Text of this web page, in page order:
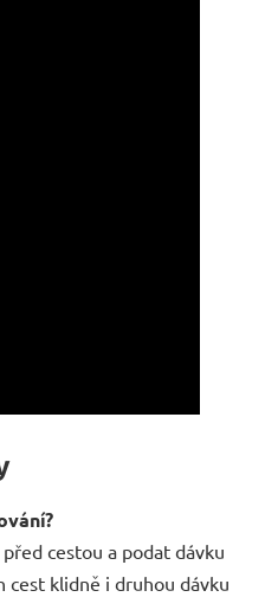
cestou a podat dávku
cest klidně i druhou dávku